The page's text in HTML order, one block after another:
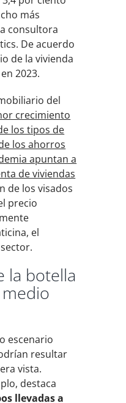
más
consultora
De acuerdo
de la vivienda
2023.
del
crecimiento
los tipos de
los ahorros
apuntan a
de viviendas
de los visados
precio
el
la botella
escenario
resultar
vista.
destaca
llevadas a